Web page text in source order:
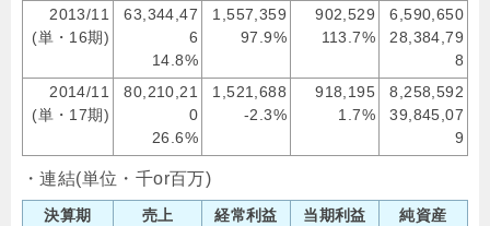
2013/11
(単・16期)
63,344,47
6
14.8%
1,557,359
97.9%
902,529
113.7%
6,590,650
28,384,79
8
2014/11
(単・17期)
80,210,21
0
26.6%
1,521,688
-2.3%
918,195
1.7%
8,258,592
39,845,07
9
・連結(単位・千or百万)
決算期 売上 経常利益 当期利益
純資産